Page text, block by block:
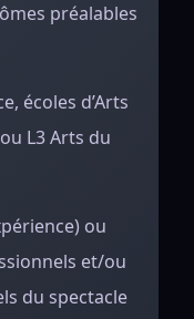
préalables
écoles d’Arts
L3 Arts du
ou
et/ou
du spectacle